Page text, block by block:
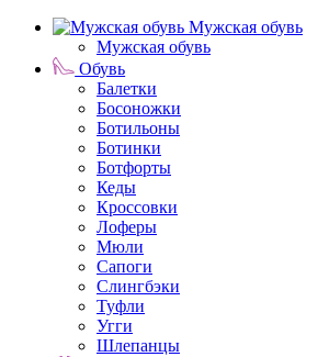
Мужская обувь
Мужская обувь
Обувь
Балетки
Босоножки
Ботильоны
Ботинки
Ботфорты
Кеды
Кроссовки
Лоферы
Мюли
Сапоги
Слингбэки
Туфли
Угги
Шлепанцы